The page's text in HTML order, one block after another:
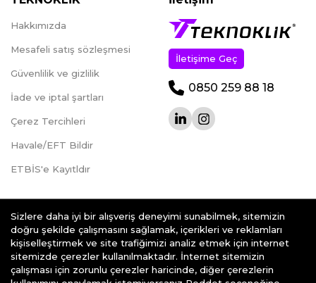
Hakkımızda
Mesafeli satış sözleşmesi
Güvenlilik ve gizlilik
İade ve iptal şartları
Çerez Tercihleri
Havale/EFT Bildir
ETBİS'e Kayıtldır
İletişime Geç
0850 259 88 18
teknoklik.com © 2026 - Her Hakkı Saklıdır.
Sizlere daha iyi bir alışveriş deneyimi sunabilmek, sitemizin
doğru şekilde çalışmasını sağlamak, içerikleri ve reklamları
kişiselleştirmek ve site trafiğimizi analiz etmek için internet
sitemizde çerezler kullanılmaktadır. İnternet sitemizin
çalışması için zorunlu çerezler haricinde, diğer çerezlerin